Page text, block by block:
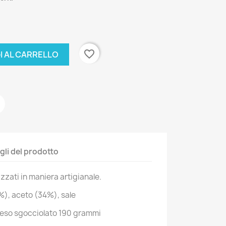
AL CARRELLO favorite_border
del prodotto
in maniera artigianale.
aceto (34%), sale
sgocciolato 190 grammi